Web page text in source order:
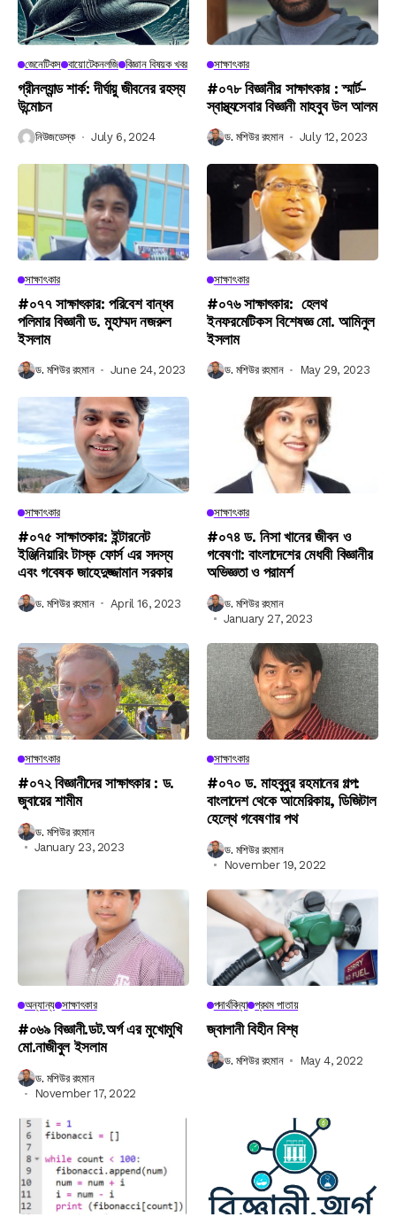
জেনেটিকস বায়োটেকনলজি বিজ্ঞান বিষয়ক খবর
গ্রীনল্যান্ড শার্ক: দীর্ঘায়ু জীবনের রহস্য
উন্মোচন
নিউজডেস্ক July 6, 2024
সাক্ষাৎকার
#০৭৮ বিজ্ঞানীর সাক্ষাৎকার : স্মার্ট-
স্বাস্থ্যসেবার বিজ্ঞানী মাহবুব উল আলম
ড. মশিউর রহমান July 12, 2023
সাক্ষাৎকার
#০৭৭ সাক্ষাৎকার: পরিবেশ বান্ধব
পলিমার বিজ্ঞানী ড. মুহাম্মদ নজরুল
ইসলাম
ড. মশিউর রহমান June 24, 2023
সাক্ষাৎকার
#০৭৬ সাক্ষাৎকার: হেলথ
ইনফরমেটিকস বিশেষজ্ঞ মো. আমিনুল
ইসলাম
ড. মশিউর রহমান May 29, 2023
সাক্ষাৎকার
#০৭৫ সাক্ষাতকার: ইন্টারনেট
ইঞ্জিনিয়ারিং টাস্ক ফোর্স এর সদস্য
এবং গবেষক জাহেদুজ্জামান সরকার
ড. মশিউর রহমান April 16, 2023
সাক্ষাৎকার
#০৭৪ ড. নিসা খানের জীবন ও
গবেষণা: বাংলাদেশের মেধাবী বিজ্ঞানীর
অভিজ্ঞতা ও পরামর্শ
ড. মশিউর রহমান
January 27, 2023
সাক্ষাৎকার
#০৭২ বিজ্ঞানীদের সাক্ষাৎকার : ড.
জুবায়ের শামীম
ড. মশিউর রহমান
January 23, 2023
সাক্ষাৎকার
#০৭০ ড. মাহবুবুর রহমানের গল্প:
বাংলাদেশ থেকে আমেরিকায়, ডিজিটাল
হেল্থে গবেষণার পথ
ড. মশিউর রহমান
November 19, 2022
অন্যান্য সাক্ষাৎকার
#০৬৯ বিজ্ঞানী.ডট.অর্গ এর মুখোমুখি
মো.নাজীবুল ইসলাম
ড. মশিউর রহমান
November 17, 2022
পদার্থবিদ্যা প্রথম পাতায়
জ্বালানী বিহীন বিশ্ব
ড. মশিউর রহমান May 4, 2022